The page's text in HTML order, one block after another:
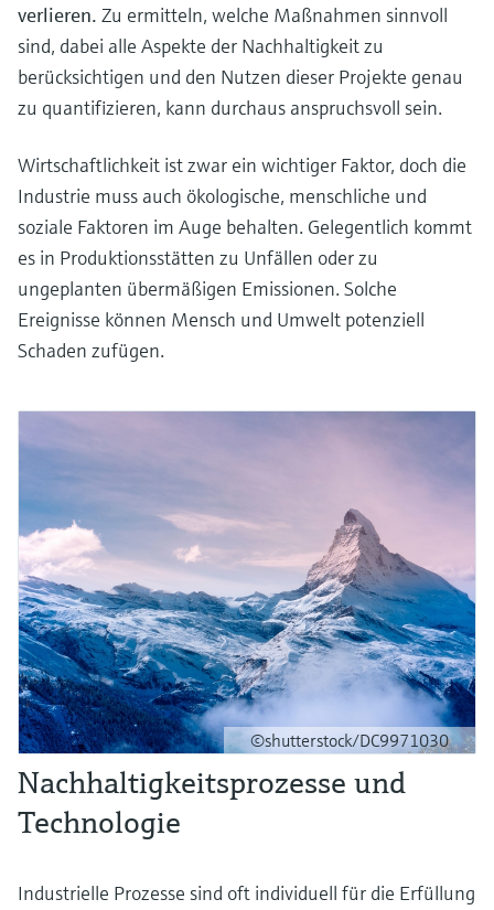
verlieren. Zu ermitteln, welche Maßnahmen sinnvoll
sind, dabei alle Aspekte der Nachhaltigkeit zu
berücksichtigen und den Nutzen dieser Projekte genau
zu quantifizieren, kann durchaus anspruchsvoll sein.
Wirtschaftlichkeit ist zwar ein wichtiger Faktor, doch die
Industrie muss auch ökologische, menschliche und
soziale Faktoren im Auge behalten. Gelegentlich kommt
es in Produktionsstätten zu Unfällen oder zu
ungeplanten übermäßigen Emissionen. Solche
Ereignisse können Mensch und Umwelt potenziell
Schaden zufügen.
©shutterstock/DC9971030
Nachhaltigkeitsprozesse und
Technologie
Industrielle Prozesse sind oft individuell für die Erfüllung